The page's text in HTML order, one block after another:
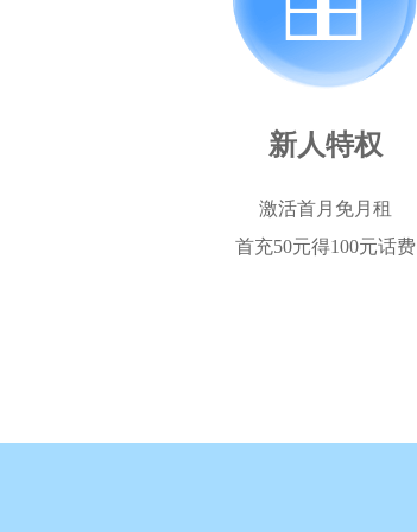
新人特权
激活首月免月租
首充50元得100元话费